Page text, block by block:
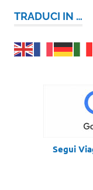
TRADUCI IN …
Segui